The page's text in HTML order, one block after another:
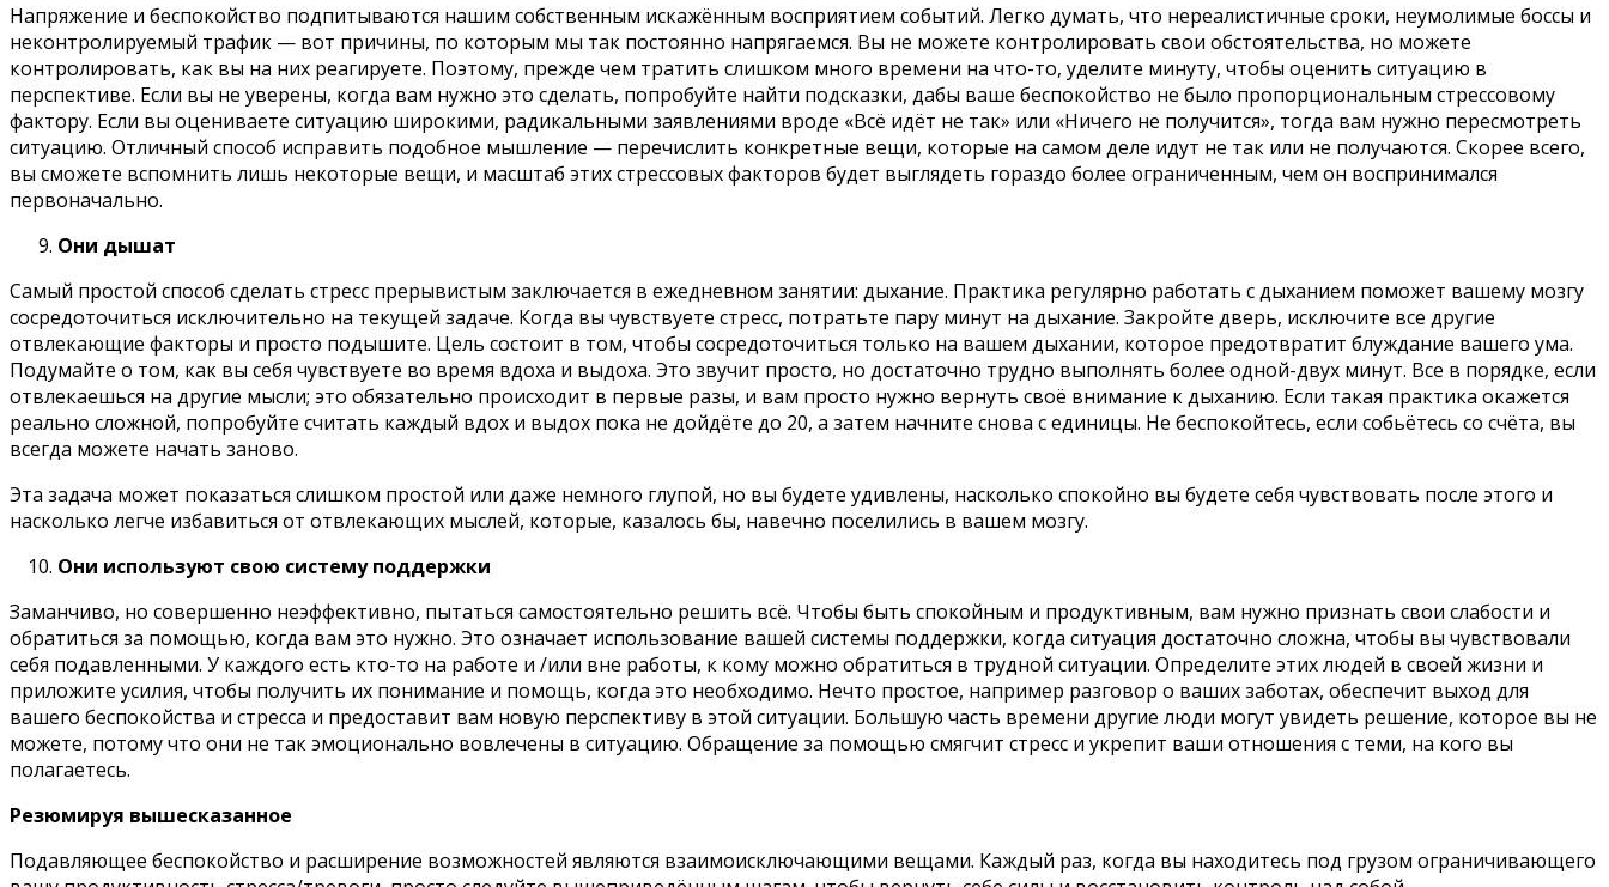
Напряжение и беспокойство подпитываются нашим собственным искажённым восприятием событий. Легко думать, что нереалистичные сроки, неумолимые боссы и
неконтролируемый трафик — вот причины, по которым мы так постоянно напрягаемся. Вы не можете контролировать свои обстоятельства, но можете
контролировать, как вы на них реагируете. Поэтому, прежде чем тратить слишком много времени на что-то, уделите минуту, чтобы оценить ситуацию в
перспективе. Если вы не уверены, когда вам нужно это сделать, попробуйте найти подсказки, дабы ваше беспокойство не было пропорциональным стрессовому
фактору. Если вы оцениваете ситуацию широкими, радикальными заявлениями вроде «Всё идёт не так» или «Ничего не получится», тогда вам нужно пересмотреть
ситуацию. Отличный способ исправить подобное мышление — перечислить конкретные вещи, которые на самом деле идут не так или не получаются. Скорее всего,
вы сможете вспомнить лишь некоторые вещи, и масштаб этих стрессовых факторов будет выглядеть гораздо более ограниченным, чем он воспринимался
первоначально.
Они дышат
Самый простой способ сделать стресс прерывистым заключается в ежедневном занятии: дыхание. Практика регулярно работать с дыханием поможет вашему мозгу
сосредоточиться исключительно на текущей задаче. Когда вы чувствуете стресс, потратьте пару минут на дыхание. Закройте дверь, исключите все другие
отвлекающие факторы и просто подышите. Цель состоит в том, чтобы сосредоточиться только на вашем дыхании, которое предотвратит блуждание вашего ума.
Подумайте о том, как вы себя чувствуете во время вдоха и выдоха. Это звучит просто, но достаточно трудно выполнять более одной-двух минут. Все в порядке, если
отвлекаешься на другие мысли; это обязательно происходит в первые разы, и вам просто нужно вернуть своё внимание к дыханию. Если такая практика окажется
реально сложной, попробуйте считать каждый вдох и выдох пока не дойдёте до 20, а затем начните снова с единицы. Не беспокойтесь, если собьётесь со счёта, вы
всегда можете начать заново.
Эта задача может показаться слишком простой или даже немного глупой, но вы будете удивлены, насколько спокойно вы будете себя чувствовать после этого и
насколько легче избавиться от отвлекающих мыслей, которые, казалось бы, навечно поселились в вашем мозгу.
Они используют свою систему поддержки
Заманчиво, но совершенно неэффективно, пытаться самостоятельно решить всё. Чтобы быть спокойным и продуктивным, вам нужно признать свои слабости и
обратиться за помощью, когда вам это нужно. Это означает использование вашей системы поддержки, когда ситуация достаточно сложна, чтобы вы чувствовали
себя подавленными. У каждого есть кто-то на работе и /или вне работы, к кому можно обратиться в трудной ситуации. Определите этих людей в своей жизни и
приложите усилия, чтобы получить их понимание и помощь, когда это необходимо. Нечто простое, например разговор о ваших заботах, обеспечит выход для
вашего беспокойства и стресса и предоставит вам новую перспективу в этой ситуации. Большую часть времени другие люди могут увидеть решение, которое вы не
можете, потому что они не так эмоционально вовлечены в ситуацию. Обращение за помощью смягчит стресс и укрепит ваши отношения с теми, на кого вы
полагаетесь.
Резюмируя вышесказанное
Подавляющее беспокойство и расширение возможностей являются взаимоисключающими вещами. Каждый раз, когда вы находитесь под грузом ограничивающего